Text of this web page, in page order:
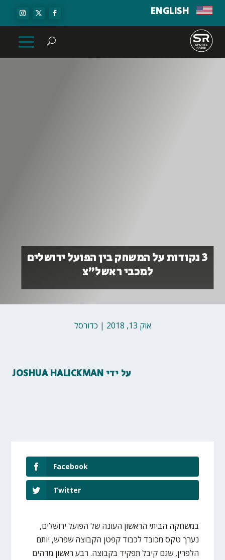
ENGLISH
3 נקודות על המשחק בין הפועל ירושלים
למכבי ראשל״צ
אוק 13, 2018 | כדורסל
על ידי JOSHUA HALICKMAN
Facebook
Twitter
במשחקה הביתי הראשון העונה של הפועל ירושלים,
נערך טקס מכובד לכבוד קפטן הקבוצה שפרש, יותם
הלפרין, שגם קיבל תפקיד בקבוצה. רבע ראשון מדהים